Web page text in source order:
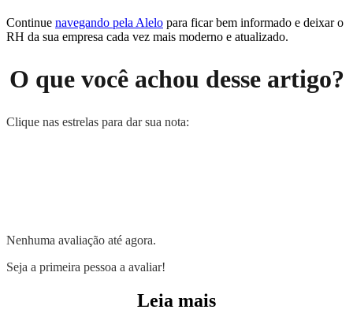
Continue navegando pela Alelo para ficar bem informado e deixar o
RH da sua empresa cada vez mais moderno e atualizado.
O que você achou desse artigo?
Clique nas estrelas para dar sua nota:
Nenhuma avaliação até agora.
Seja a primeira pessoa a avaliar!
Leia mais